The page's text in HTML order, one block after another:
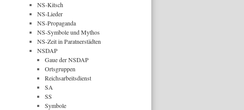
NS-Kitsch
NS-Lieder
NS-Propaganda
NS-Symbole und Mythos
NS-Zeit in Paratnerstädten
NSDAP
Gaue der NSDAP
Ortsgruppen
Reichsarbeitsdienst
SA
SS
Symbole